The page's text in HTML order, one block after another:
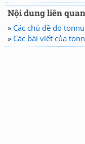
Nội dung liên quan
» Các chủ đề do
» Các bài viết của